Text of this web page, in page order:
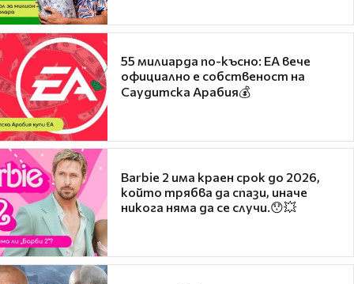
55 милиарда по-късно: EA вече
официално е собственост на
Саудитска Арабия💰
Barbie 2 има краен срок до 2026,
който трябва да спази, иначе
никога няма да се случи.😯💥